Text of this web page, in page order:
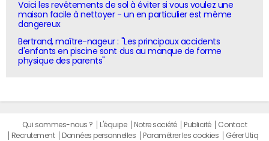
Voici les revêtements de sol à éviter si vous voulez une
maison facile à nettoyer - un en particulier est même
dangereux
Bertrand, maître-nageur : "Les principaux accidents
d'enfants en piscine sont dus au manque de forme
physique des parents"
Qui sommes-nous ? L'équipe Notre société Publicité
Contact
Recrutement
Données personnelles Paramétrer les cookies Gérer Utiq